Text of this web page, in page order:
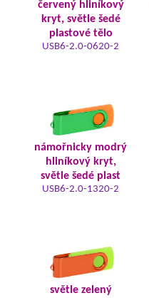
červený hliníkový
kryt, světle šedé
plastové tělo
USB6-2.0-0620-2
námořnicky modrý
hliníkový kryt,
světle šedé plast
USB6-2.0-1320-2
světle zelený